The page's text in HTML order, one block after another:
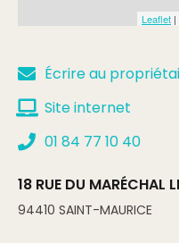
Leaflet |
Écrire au
Site internet
01 84 77 10 40
18 RUE DU MARÉCHAL
94410 SAINT-MAURICE